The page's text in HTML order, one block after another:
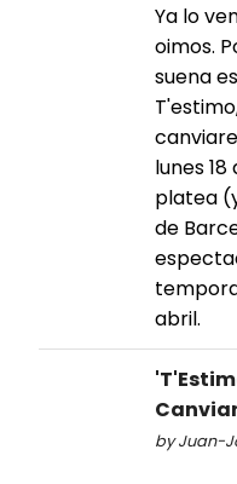
Ya lo
oimos.
suena
lunes
platea
de
abril.
by Juan-